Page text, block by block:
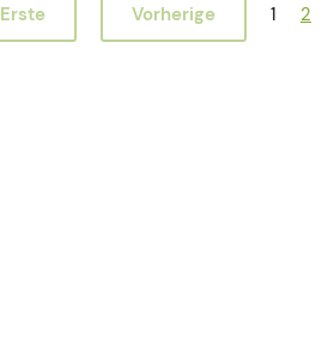
Erste Vorherige 1 2